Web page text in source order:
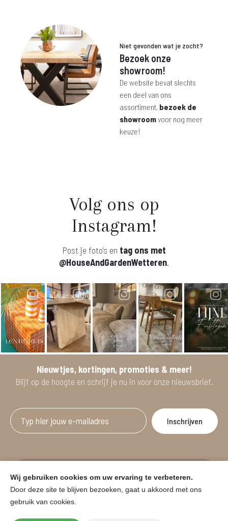
Niet gevonden wat je zocht?
Bezoek onze
showroom!
De website bevat slechts
een deel van ons
assortiment, bezoek de
showroomvoor nog meer
keuze!
Volg ons op
Instagram!
Post je foto's en tag ons met
@HouseAndGardenWetteren.
Nieuwtjes, kortingen, promoties & meer!
Blijf op de hoogte en schrijf je nu in voor onze nieuwsbrief.
vanaf minimum 2 willekeurige artikelen.
Wij gebruiken cookies om uw ervaring te verbeteren.
Door deze site te blijven bezoeken, gaat u akkoord met ons
gebruik van cookies.